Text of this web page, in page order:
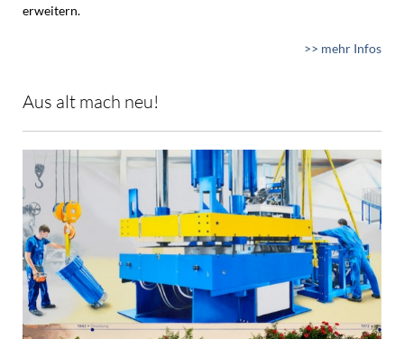
erweitern.
>> mehr Infos
Aus alt mach neu!